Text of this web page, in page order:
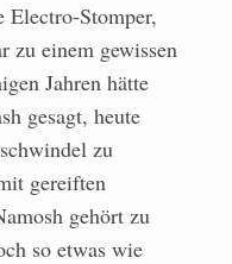
Electro-Stomper,
zu einem gewissen
Jahren hätte
gesagt, heute
zu
gereiften
gehört zu
so etwas wie